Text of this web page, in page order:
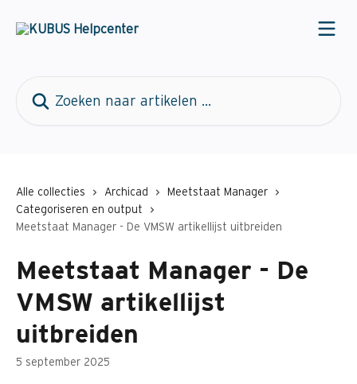
Alle collecties Archicad
Meetstaat Manager
Categoriseren en output
Meetstaat Manager - De VMSW artikellijst uitbreiden
Meetstaat Manager - De
VMSW artikellijst
uitbreiden
5 september 2025